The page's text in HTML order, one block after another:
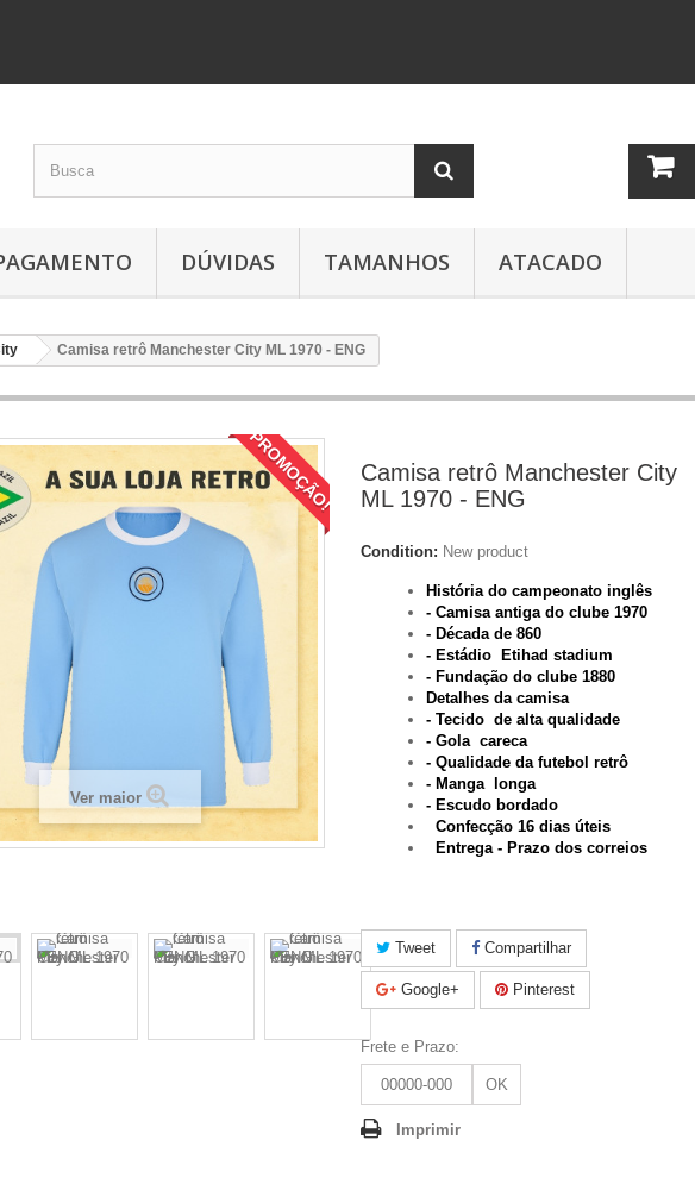
DÚVIDAS TAMANHOS ATACADO
Camisa retrô Manchester City ML 1970 - ENG
PROMOÇÃO!
Ver maior
Camisa retrô Manchester City
ML 1970 - ENG
Condition: New product
História do campeonato inglês
- Camisa antiga do clube 1970
- Década de 860
- Estádio Etihad stadium
- Fundação do clube 1880
Detalhes da camisa
- Tecido de alta qualidade
- Gola careca
- Qualidade da futebol retrô
- Manga longa
- Escudo bordado
Confecção 16 dias úteis
Entrega - Prazo dos correios
Tweet Compartilhar
Google+ Pinterest
Frete e Prazo:
OK
Imprimir